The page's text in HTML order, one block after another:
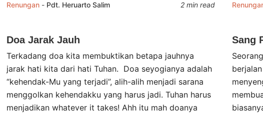
Renungan - Pdt. Heruarto Salim 2 min read
Doa Jarak Jauh
Terkadang doa kita membuktikan betapa jauhnya
jarak hati kita dari hati Tuhan. Doa seyogianya adalah
“kehendak-Mu yang terjadi”, alih-alih menjadi sarana
menggolkan kehendakku yang harus jadi. Tuhan harus
menjadikan whatever it takes! Ahh itu mah doanya
Sang